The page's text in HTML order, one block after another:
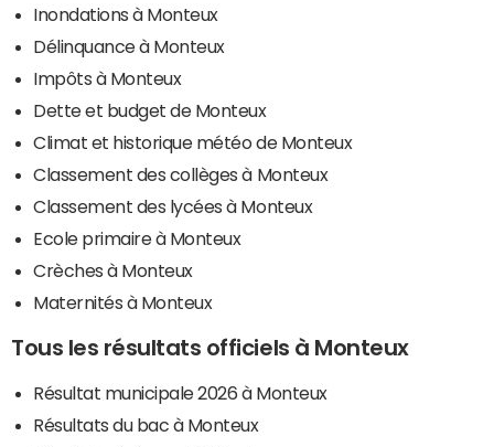
Inondations à Monteux
Délinquance à Monteux
Impôts à Monteux
Dette et budget de Monteux
Climat et historique météo de Monteux
Classement des collèges à Monteux
Classement des lycées à Monteux
Ecole primaire à Monteux
Crèches à Monteux
Maternités à Monteux
Tous les résultats officiels à Monteux
Résultat municipale 2026 à Monteux
Résultats du bac à Monteux